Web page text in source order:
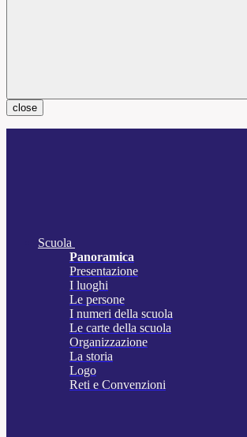
close
Scuola
Panoramica
Presentazione
I luoghi
Le persone
I numeri della scuola
Le carte della scuola
Organizzazione
La storia
Logo
Reti e Convenzioni